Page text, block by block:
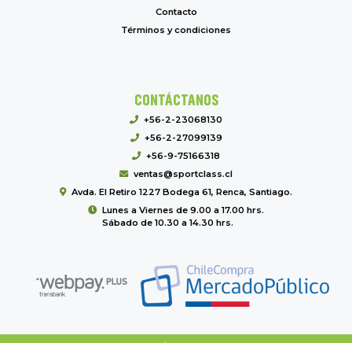
Contacto
Términos y condiciones
CONTÁCTANOS
+56-2-23068130
+56-2-27099139
+56-9-75166318
ventas@sportclass.cl
Avda. El Retiro 1227 Bodega 61, Renca, Santiago.
Lunes a Viernes de 9.00 a 17.00 hrs.
Sábado de 10.30 a 14.30 hrs.